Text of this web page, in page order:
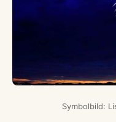
Symbolbild: